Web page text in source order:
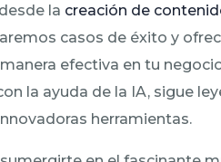
la creación de
casos de éxito y
efectiva en tu
la ayuda de la IA, sigue
herramientas.